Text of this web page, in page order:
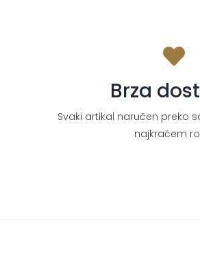
Brza
Svaki artikal naručen preko
najkraćem